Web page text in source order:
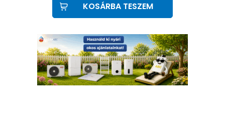
KOSÁRBA TESZEM